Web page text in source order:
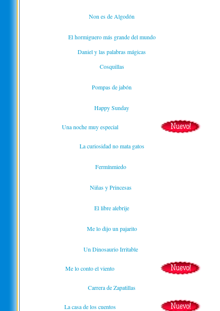
Non es de Algodón
El hormiguero más grande del mundo
Daniel y las palabras mágicas
Cosquillas
Pompas de jabón
Happy Sunday
Una noche muy especial
La curiosidad no mata gatos
Fermínmiedo
Niñas y Princesas
El libre alebrije
Me lo dijo un pajarito
Un Dinosaurio Irritable
Me lo conto el viento
Carrera de Zapatillas
La casa de los cuentos